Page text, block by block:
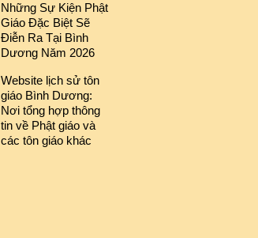
Những Sự Kiện Phật
Giáo Đặc Biệt Sẽ
Điễn Ra Tại Bình
Dương Năm 2026
Website lịch sử tôn
giáo Bình Dương:
Nơi tổng hợp thông
tin về Phật giáo và
các tôn giáo khác